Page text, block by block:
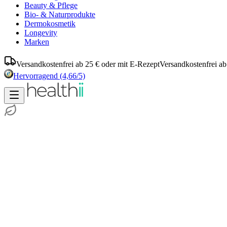
Beauty & Pflege
Bio- & Naturprodukte
Dermokosmetik
Longevity
Marken
Versandkostenfrei ab 25 € oder mit E-RezeptVersandkostenfrei
Hervorragend (4,66/5)